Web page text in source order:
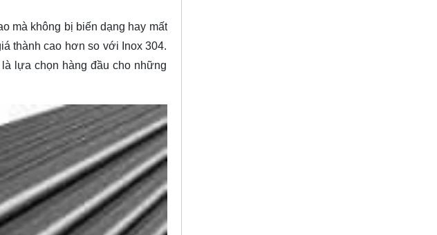
mà không bị biến dạng hay mất
thành cao hơn so với Inox 304.
lựa chọn hàng đầu cho những